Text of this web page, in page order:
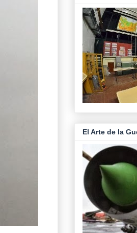
El Arte de la